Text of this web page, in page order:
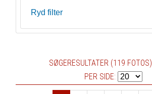
Ryd filter
SØGERESULTATER (119 FOTOS)
PER SIDE: